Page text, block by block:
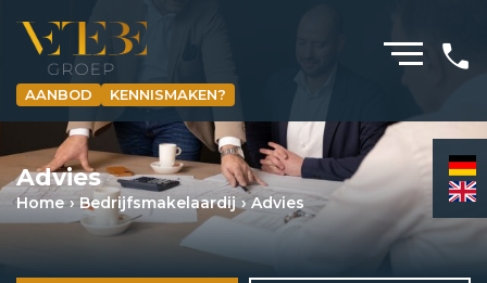
AANBOD KENNISMAKEN?
HOMEPAGINA
WONING­MAKELAARDIJ
BEDRIJFS­MAKELAARDIJ
HYPOTHEKEN
Advies
Home Bedrijfs­makelaardij Advies